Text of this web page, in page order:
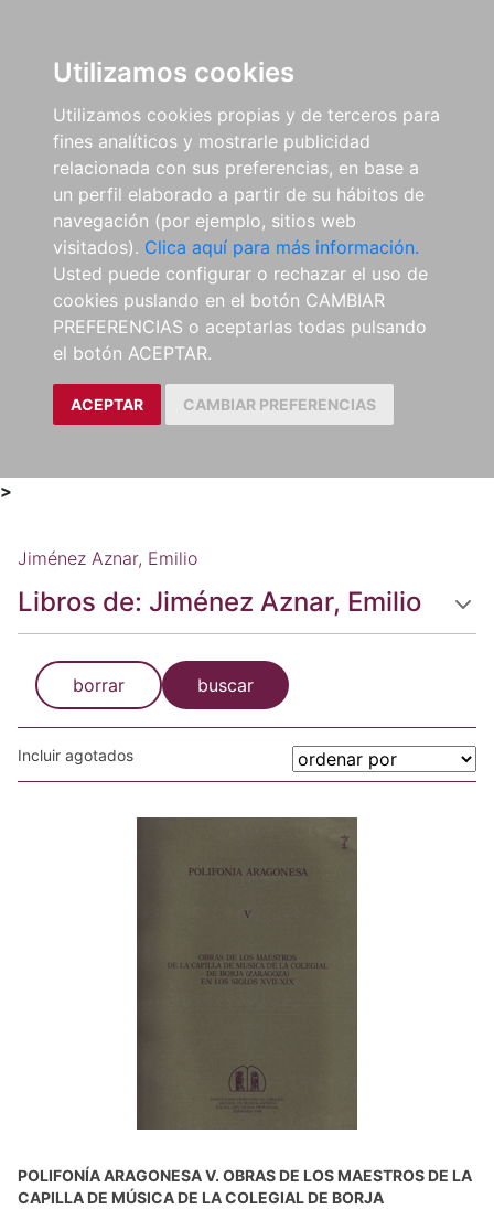
Utilizamos cookies
Utilizamos cookies propias y de terceros para
fines analíticos y mostrarle publicidad
relacionada con sus preferencias, en base a
un perfil elaborado a partir de su hábitos de
navegación (por ejemplo, sitios web
visitados). Clica aquí para más información.
Usted puede configurar o rechazar el uso de
cookies puslando en el botón CAMBIAR
PREFERENCIAS o aceptarlas todas pulsando
el botón ACEPTAR.
ACEPTAR CAMBIAR PREFERENCIAS
>
Jiménez Aznar, Emilio
Libros de: Jiménez Aznar, Emilio
borrar buscar
Incluir agotados
POLIFONÍA ARAGONESA V. OBRAS DE LOS MAESTROS DE LA
CAPILLA DE MÚSICA DE LA COLEGIAL DE BORJA